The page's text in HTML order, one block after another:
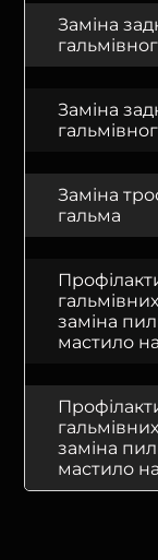
Заміна
Заміна
Заміна
гальма
заміна
мастило
заміна
мастило